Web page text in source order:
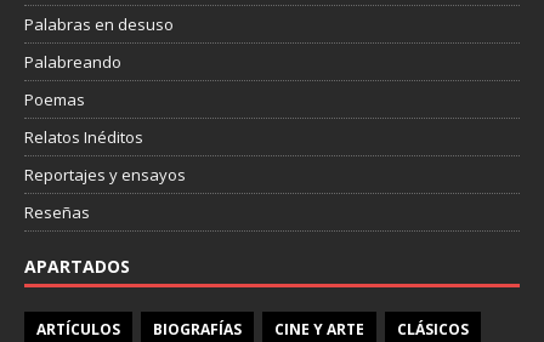
Palabras en desuso
Palabreando
Poemas
Relatos Inéditos
Reportajes y ensayos
Reseñas
APARTADOS
ARTÍCULOS BIOGRAFÍAS CINE Y ARTE CLÁSICOS